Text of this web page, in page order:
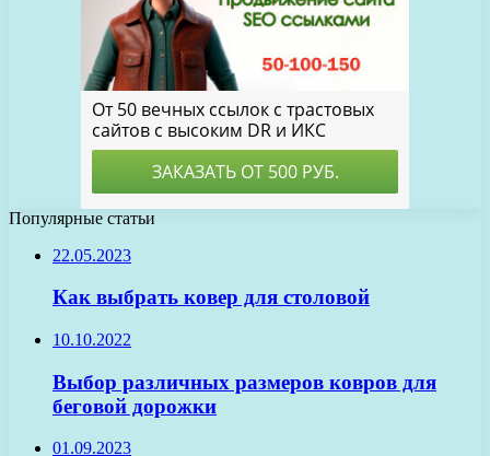
Популярные статьи
22.05.2023
Как выбрать ковер для столовой
10.10.2022
Выбор различных размеров ковров для
беговой дорожки
01.09.2023